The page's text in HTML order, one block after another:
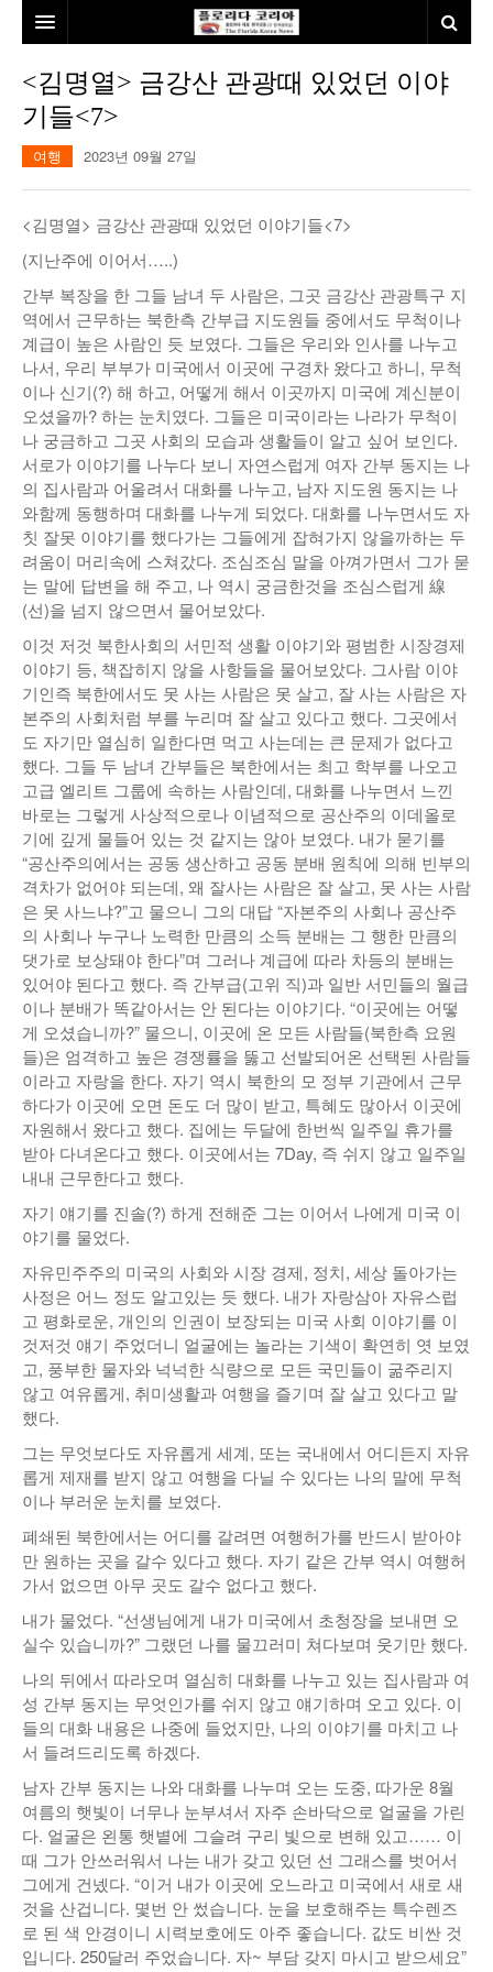
본사소개
뉴스
김명열칼럼
이명덕칼럼
김선옥칼럼
김원동칼럼
본보특집
100인선/독자광장
100인선
독자광장
여행
인근여행지
놀이공원
낚시/비치
골프
인터뷰/탐방
<김명열> 금강산 관광때 있었던 이야
기들<7>
여행 2023년 09월 27일
<김명열> 금강산 관광때 있었던 이야기들<7>
(지난주에 이어서…..)
간부 복장을 한 그들 남녀 두 사람은, 그곳 금강산 관광특구 지
역에서 근무하는 북한측 간부급 지도원들 중에서도 무척이나
계급이 높은 사람인 듯 보였다. 그들은 우리와 인사를 나누고
나서, 우리 부부가 미국에서 이곳에 구경차 왔다고 하니, 무척
이나 신기(?) 해 하고, 어떻게 해서 이곳까지 미국에 계신분이
오셨을까? 하는 눈치였다. 그들은 미국이라는 나라가 무척이
나 궁금하고 그곳 사회의 모습과 생활들이 알고 싶어 보인다.
서로가 이야기를 나누다 보니 자연스럽게 여자 간부 동지는 나
의 집사람과 어울려서 대화를 나누고, 남자 지도원 동지는 나
와함께 동행하며 대화를 나누게 되었다. 대화를 나누면서도 자
칫 잘못 이야기를 했다가는 그들에게 잡혀가지 않을까하는 두
려움이 머리속에 스쳐갔다. 조심조심 말을 아껴가면서 그가 묻
는 말에 답변을 해 주고, 나 역시 궁금한것을 조심스럽게 線
(선)을 넘지 않으면서 물어보았다.
이것 저것 북한사회의 서민적 생활 이야기와 평범한 시장경제
이야기 등, 책잡히지 않을 사항들을 물어보았다. 그사람 이야
기인즉 북한에서도 못 사는 사람은 못 살고, 잘 사는 사람은 자
본주의 사회처럼 부를 누리며 잘 살고 있다고 했다. 그곳에서
도 자기만 열심히 일한다면 먹고 사는데는 큰 문제가 없다고
했다. 그들 두 남녀 간부들은 북한에서는 최고 학부를 나오고
고급 엘리트 그룹에 속하는 사람인데, 대화를 나누면서 느낀
바로는 그렇게 사상적으로나 이념적으로 공산주의 이데올로
기에 깊게 물들어 있는 것 같지는 않아 보였다. 내가 묻기를
“공산주의에서는 공동 생산하고 공동 분배 원칙에 의해 빈부의
격차가 없어야 되는데, 왜 잘사는 사람은 잘 살고, 못 사는 사람
은 못 사느냐?”고 물으니 그의 대답 “자본주의 사회나 공산주
의 사회나 누구나 노력한 만큼의 소득 분배는 그 행한 만큼의
댓가로 보상돼야 한다”며 그러나 계급에 따라 차등의 분배는
있어야 된다고 했다. 즉 간부급(고위 직)과 일반 서민들의 월급
이나 분배가 똑같아서는 안 된다는 이야기다. “이곳에는 어떻
게 오셨습니까?” 물으니, 이곳에 온 모든 사람들(북한측 요원
들)은 엄격하고 높은 경쟁률을 뚫고 선발되어온 선택된 사람들
이라고 자랑을 한다. 자기 역시 북한의 모 정부 기관에서 근무
하다가 이곳에 오면 돈도 더 많이 받고, 특혜도 많아서 이곳에
자원해서 왔다고 했다. 집에는 두달에 한번씩 일주일 휴가를
받아 다녀온다고 했다. 이곳에서는 7Day, 즉 쉬지 않고 일주일
내내 근무한다고 했다.
자기 얘기를 진솔(?) 하게 전해준 그는 이어서 나에게 미국 이
야기를 물었다.
자유민주주의 미국의 사회와 시장 경제, 정치, 세상 돌아가는
사정은 어느 정도 알고있는 듯 했다. 내가 자랑삼아 자유스럽
고 평화로운, 개인의 인권이 보장되는 미국 사회 이야기를 이
것저것 얘기 주었더니 얼굴에는 놀라는 기색이 확연히 엿 보였
고, 풍부한 물자와 넉넉한 식량으로 모든 국민들이 굶주리지
않고 여유롭게, 취미생활과 여행을 즐기며 잘 살고 있다고 말
했다.
그는 무엇보다도 자유롭게 세계, 또는 국내에서 어디든지 자유
롭게 제재를 받지 않고 여행을 다닐 수 있다는 나의 말에 무척
이나 부러운 눈치를 보였다.
폐쇄된 북한에서는 어디를 갈려면 여행허가를 반드시 받아야
만 원하는 곳을 갈수 있다고 했다. 자기 같은 간부 역시 여행허
가서 없으면 아무 곳도 갈수 없다고 했다.
내가 물었다. “선생님에게 내가 미국에서 초청장을 보내면 오
실수 있습니까?” 그랬던 나를 물끄러미 쳐다보며 웃기만 했다.
나의 뒤에서 따라오며 열심히 대화를 나누고 있는 집사람과 여
성 간부 동지는 무엇인가를 쉬지 않고 얘기하며 오고 있다. 이
들의 대화 내용은 나중에 들었지만, 나의 이야기를 마치고 나
서 들려드리도록 하겠다.
남자 간부 동지는 나와 대화를 나누며 오는 도중, 따가운 8월
여름의 햇빛이 너무나 눈부셔서 자주 손바닥으로 얼굴을 가린
다. 얼굴은 왼통 햇볕에 그슬려 구리 빛으로 변해 있고…… 이
때 그가 안쓰러워서 나는 내가 갖고 있던 선 그래스를 벗어서
그에게 건넸다. “이거 내가 이곳에 오느라고 미국에서 새로 새
것을 산겁니다. 몇번 안 썼습니다. 눈을 보호해주는 특수렌즈
로 된 색 안경이니 시력보호에도 아주 좋습니다. 값도 비싼 것
입니다. 250달러 주었습니다. 자~ 부담 갖지 마시고 받으세요”